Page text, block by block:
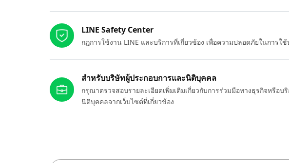
LINE Safety Center
กฎการใช้งาน LINE และบริการที่เกี่ยวข้อง เพื่อความปลอดภัยในการใช้
สำหรับบริษัทผู้ประกอบการและนิติบุคคล
กรุณาตรวจสอบรายละเอียดเพิ่มเติมเกี่ยวกับการร่วมมือทางธุรกิจหรือ
นิติบุคคลจากเว็บไซต์ที่เกี่ยวข้อง